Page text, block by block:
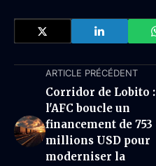
ARTICLE PRÉCÉDENT
Corridor de Lobito :
l'AFC boucle un
financement de 753
millions USD pour
moderniser la